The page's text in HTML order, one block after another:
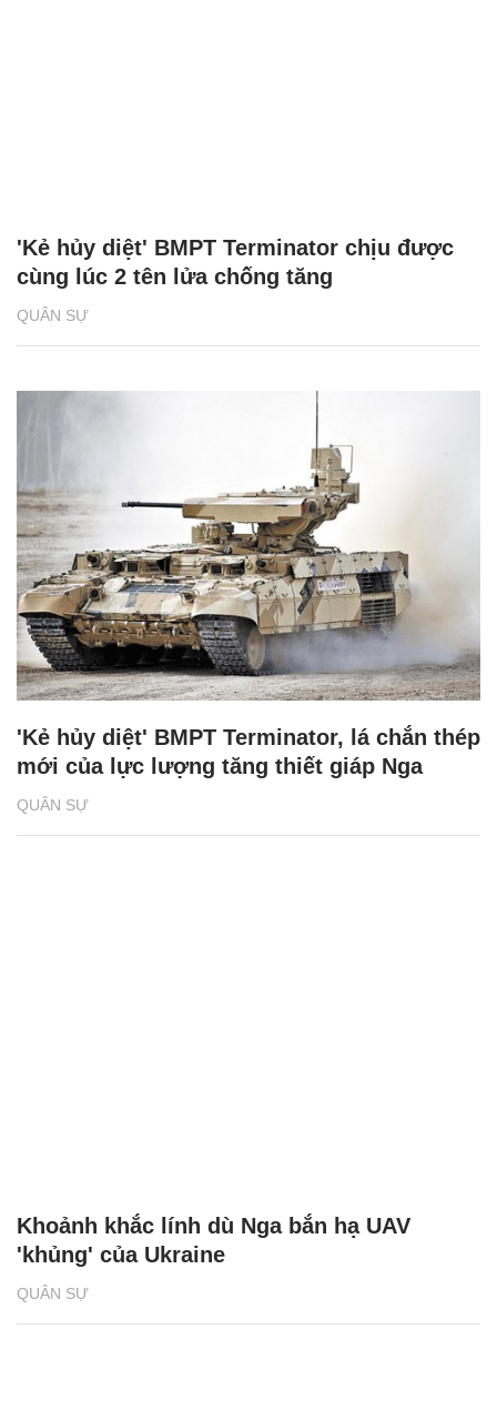
QUÂN SỰ
'Kẻ hủy diệt' BMPT Terminator chịu được
cùng lúc 2 tên lửa chống tăng
QUÂN SỰ
'Kẻ hủy diệt' BMPT Terminator, lá chắn thép
mới của lực lượng tăng thiết giáp Nga
QUÂN SỰ
Khoảnh khắc lính dù Nga bắn hạ UAV
'khủng' của Ukraine